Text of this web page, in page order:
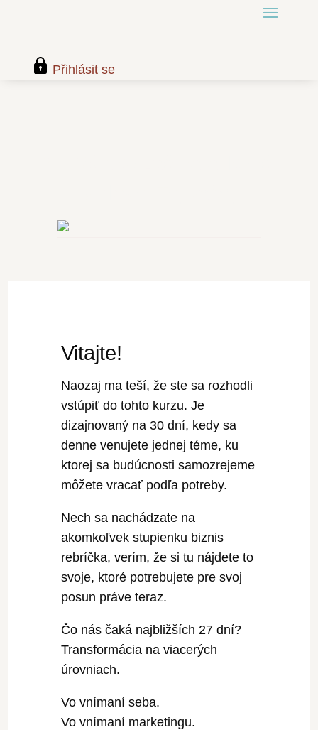
Přihlásit se
Vitajte!
Naozaj ma teší, že ste sa rozhodli
vstúpiť do tohto kurzu. Je
dizajnovaný na 30 dní, kedy sa
denne venujete jednej téme, ku
ktorej sa budúcnosti samozrejeme
môžete vracať podľa potreby.
Nech sa nachádzate na
akomkoľvek stupienku biznis
rebríčka, verím, že si tu nájdete to
svoje, ktoré potrebujete pre svoj
posun práve teraz.
Čo nás čaká najbližších 27 dní?
Transformácia na viacerých
úrovniach.
Vo vnímaní seba.
Vo vnímaní marketingu.